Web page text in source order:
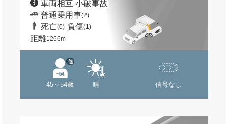
車両相互 小破事故
普通乗用車(2)
死亡(0) 負傷(1)
距離1266m
45～54歳
他
晴 信号なし